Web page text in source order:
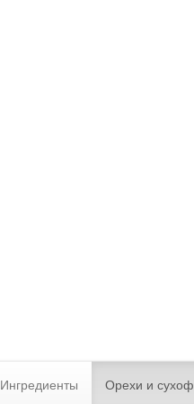
Ингредиенты Орехи и